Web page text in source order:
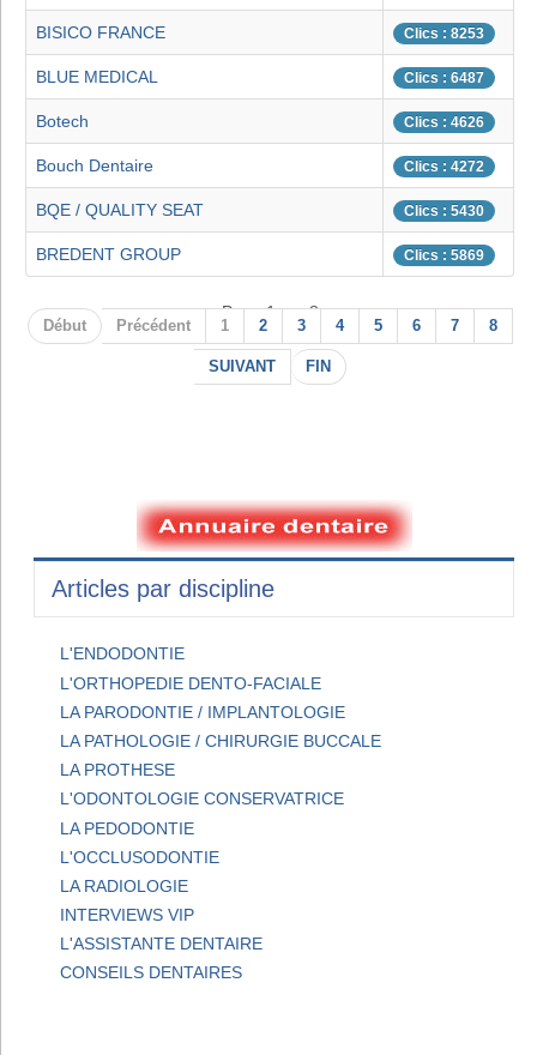
BISICO FRANCE Clics : 8253
BLUE MEDICAL Clics : 6487
Botech Clics : 4626
Bouch Dentaire Clics : 4272
BQE / QUALITY SEAT Clics : 5430
BREDENT GROUP Clics : 5869
Page 1 sur 8
Début Précédent 1 2 3 4 5 6 7 8
SUIVANT FIN
Articles par discipline
L'ENDODONTIE
L'ORTHOPEDIE DENTO-FACIALE
LA PARODONTIE / IMPLANTOLOGIE
LA PATHOLOGIE / CHIRURGIE BUCCALE
LA PROTHESE
L'ODONTOLOGIE CONSERVATRICE
LA PEDODONTIE
L'OCCLUSODONTIE
LA RADIOLOGIE
INTERVIEWS VIP
L'ASSISTANTE DENTAIRE
CONSEILS DENTAIRES